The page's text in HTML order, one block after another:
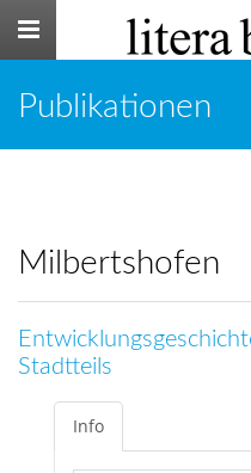
Toggle
Publikationen
Milbertshofen
Stadtteils
Info